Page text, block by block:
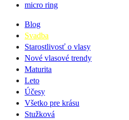
micro ring
Blog
Svadba
Starostlivosť o vlasy
Nové vlasové trendy
Maturita
Leto
Účesy
Všetko pre krásu
Stužková